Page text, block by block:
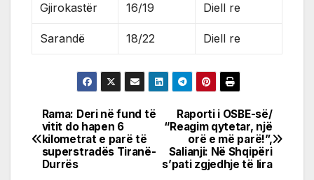
Gjirokastër 16/19 Diell re
Sarandë 18/22 Diell re
Post
navigation
Raporti i OSBE-së/
“Reagim qytetar, një
orë e më parë!”,
Salianji: Në Shqipëri
s’pati zgjedhje të lira
Rama: Deri në fund të
vitit do hapen 6
kilometrat e parë të
superstradës Tiranë-
Durrës